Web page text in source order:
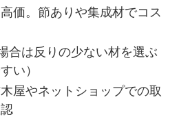
価。節ありや集成材でコス
合は反りの少ない材を選ぶ
い）
屋やネットショップでの取